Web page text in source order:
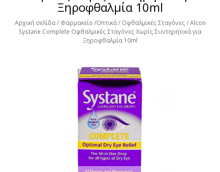
Ξηροφθαλμία 10ml
Αρχική σελίδα Φαρμακείο Οπτικά Οφθαλμικές Σταγόνες
Alcon
Systane Complete Οφθαλμικές Σταγόνες Χωρίς Συντηρητικά για
Ξηροφθαλμία 10ml